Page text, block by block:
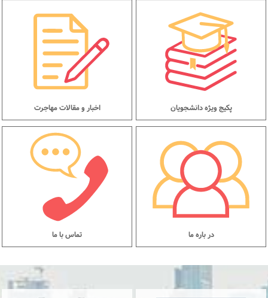
پکیج ویژه دانشجویان اخبار و مقالات مهاجرت
در باره ما تماس با ما